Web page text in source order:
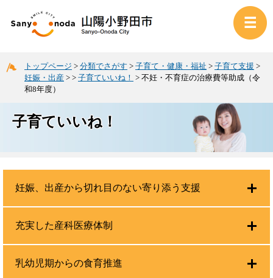
トップページ > 分類でさがす > 子育て・健康・福祉 > 子育て支援 >
妊娠・出産 > > 子育ていいね！ > 不妊・不育症の治療費等助成（令
和8年度）
子育ていいね！
妊娠、出産から切れ目のない寄り添う支援
充実した産科医療体制
乳幼児期からの食育推進